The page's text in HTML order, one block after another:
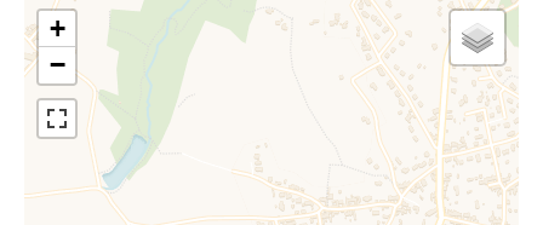
+
−